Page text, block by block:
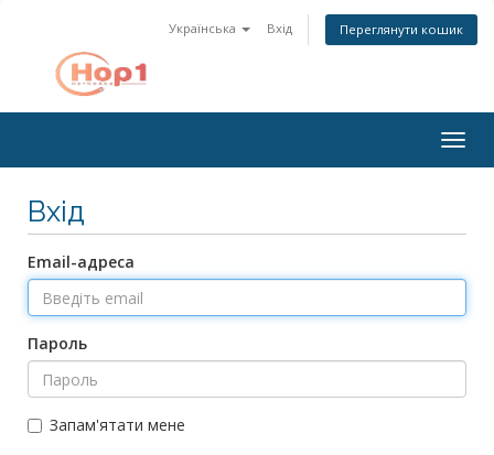
Українська Вхід Переглянути кошик
Вхід
Email-адреса
Пароль
Запам'ятати мене